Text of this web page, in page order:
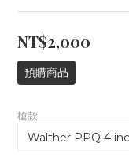
NT$2,000
預購商品
槍款